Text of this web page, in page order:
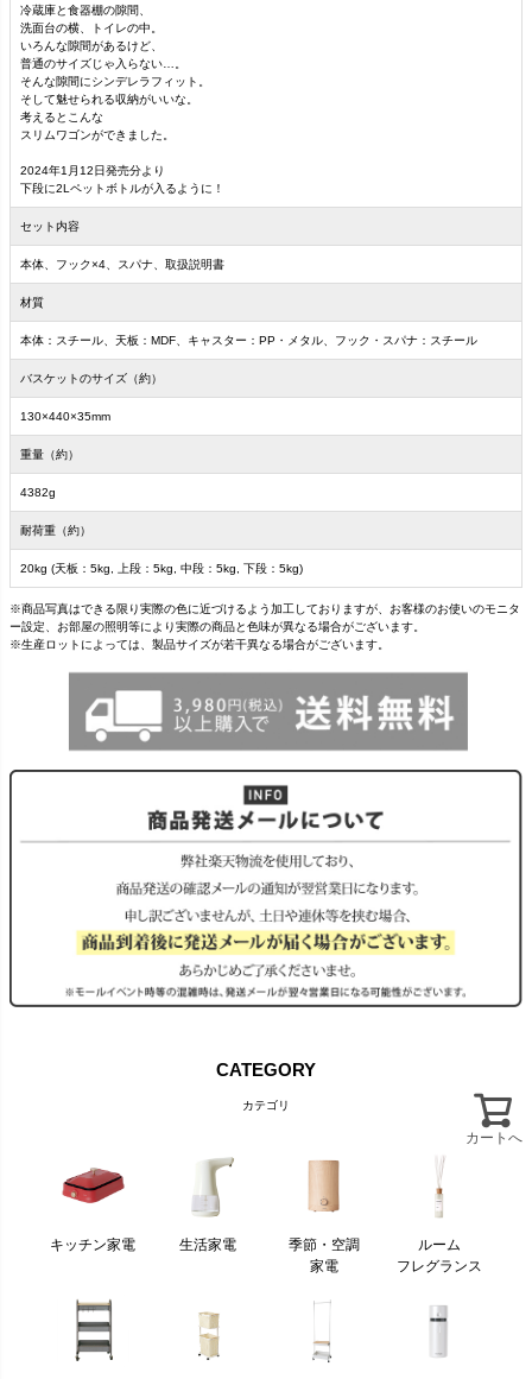
カートへ
冷蔵庫と食器棚の隙間、
洗面台の横、トイレの中。
いろんな隙間があるけど、
普通のサイズじゃ入らない…。
そんな隙間にシンデレラフィット。
そして魅せられる収納がいいな。
考えるとこんな
スリムワゴンができました。
2024年1月12日発売分より
下段に2Lペットボトルが入るように！
セット内容
本体、フック×4、スパナ、取扱説明書
材質
本体：スチール、天板：MDF、キャスター：PP・メタル、フック・スパナ：スチール
バスケットのサイズ（約）
130×440×35mm
重量（約）
4382g
耐荷重（約）
20kg (天板：5kg, 上段：5kg, 中段：5kg, 下段：5kg)
※商品写真はできる限り実際の色に近づけるよう加工しておりますが、お客様のお使いのモニタ
ー設定、お部屋の照明等により実際の商品と色味が異なる場合がございます。
※生産ロットによっては、製品サイズが若干異なる場合がございます。
CATEGORY
カテゴリ
キッチン家電 生活家電
季節・空調
家電
ルーム
フレグランス